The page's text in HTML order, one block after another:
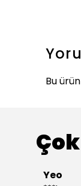
Bu
Yeo